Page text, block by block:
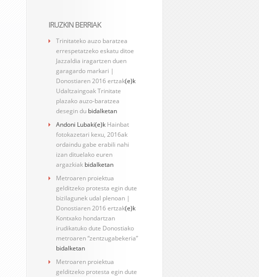
IRUZKIN BERRIAK
Trinitateko auzo baratzea
errespetatzeko eskatu ditoe
Jazzaldia iragartzen duen
garagardo markari |
Donostiaren 2016 ertzak(e)k
Udaltzaingoak Trinitate
plazako auzo-baratzea
desegin du bidalketan
Andoni Lubaki(e)k Hainbat
fotokazetari kexu, 2016ak
ordaindu gabe erabili nahi
izan dituelako euren
argazkiak bidalketan
Metroaren proiektua
gelditzeko protesta egin dute
bizilagunek udal plenoan |
Donostiaren 2016 ertzak(e)k
Kontxako hondartzan
irudikatuko dute Donostiako
metroaren “zentzugabekeria”
bidalketan
Metroaren proiektua
gelditzeko protesta egin dute